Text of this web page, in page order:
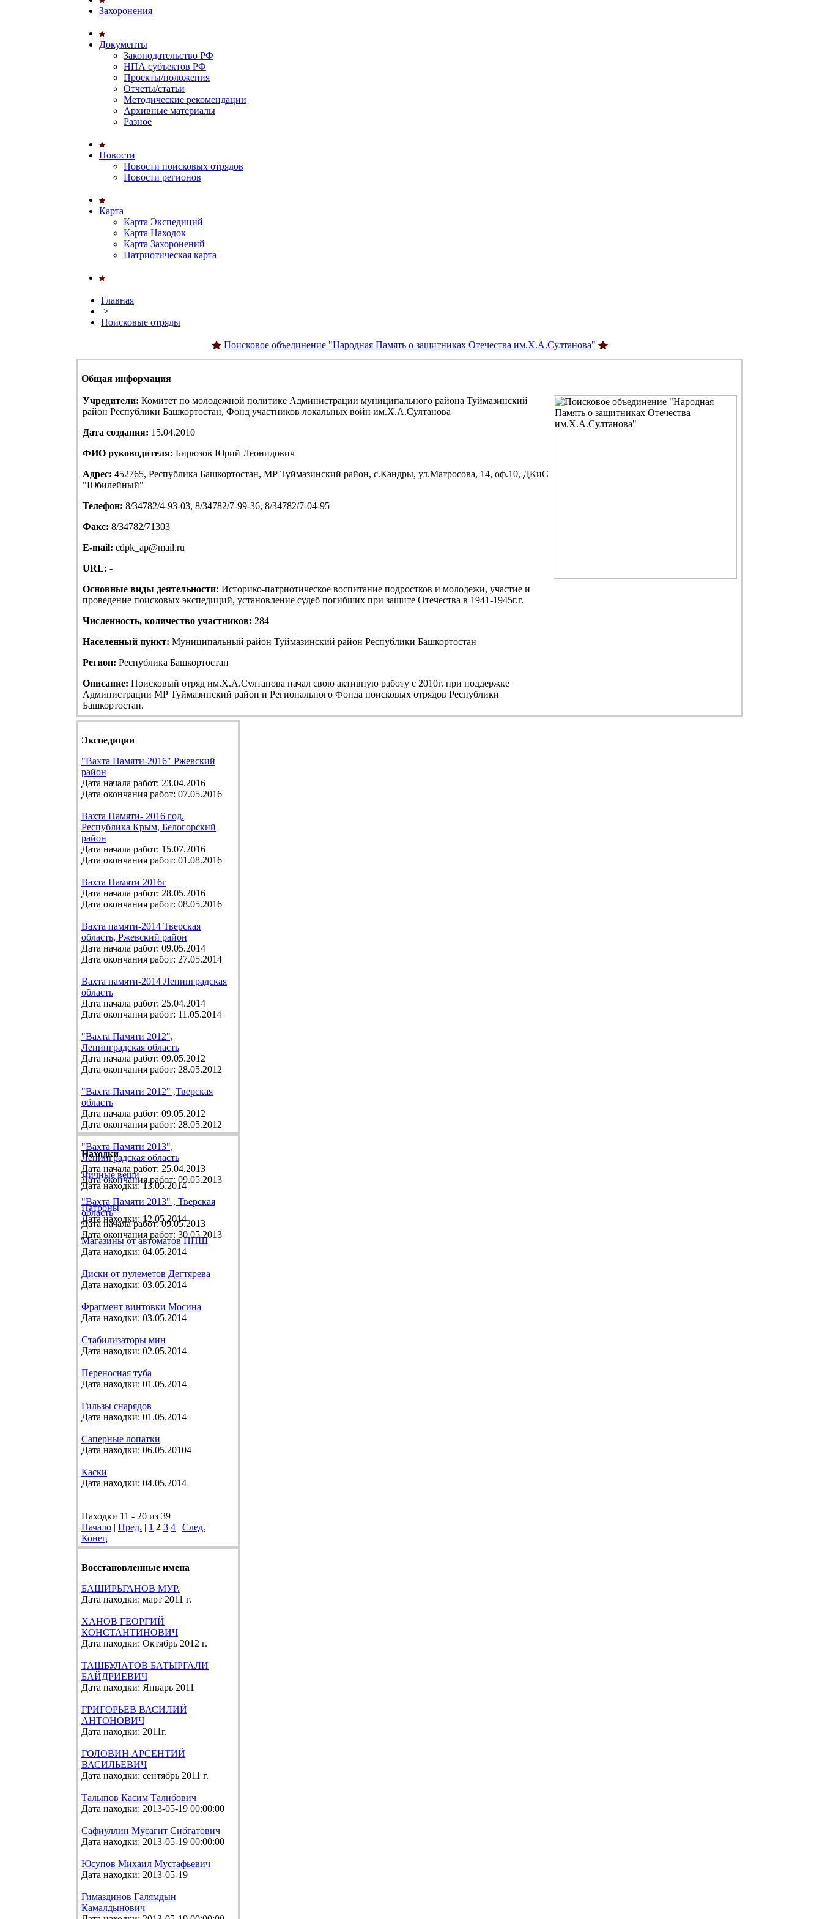
Захоронения
Документы
Законодательство РФ
НПА субъектов РФ
Проекты/положения
Отчеты/статьи
Методические рекомендации
Архивные материалы
Разное
Новости
Новости поисковых отрядов
Новости регионов
Карта
Карта Экспедиций
Карта Находок
Карта Захоронений
Патриотическая карта
Главная
>
Поисковые отряды
Поисковое объединение "Народная Память о защитниках Отечества им.Х.А.Султанова"
Общая информация
Учредители: Комитет по молодежной политике Администрации муниципального района Туймазинский
район Республики Башкортостан, Фонд участников локальных войн им.Х.А.Султанова
Дата создания: 15.04.2010
ФИО руководителя: Бирюзов Юрий Леонидович
Адрес: 452765, Республика Башкортостан, МР Туймазинский район, с.Кандры, ул.Матросова, 14, оф.10, ДКиС
"Юбилейный"
Телефон: 8/34782/4-93-03, 8/34782/7-99-36, 8/34782/7-04-95
Факс: 8/34782/71303
E-mail: cdpk_ap@mail.ru
URL: -
Основные виды деятельности: Историко-патриотическое воспитание подростков и молодежи, участие и
проведение поисковых экспедиций, установление судеб погибших при защите Отечества в 1941-1945г.г.
Численность, количество участников: 284
Населенный пункт: Муниципальный район Туймазинский район Республики Башкортостан
Регион: Республика Башкортостан
Описание: Поисковый отряд им.Х.А.Султанова начал свою активную работу с 2010г. при поддержке
Администрации МР Туймазинский район и Регионального Фонда поисковых отрядов Республики
Башкортостан.
Экспедиции
"Вахта Памяти-2016" Ржевский
район
Дата начала работ: 23.04.2016
Дата окончания работ: 07.05.2016
Вахта Памяти- 2016 год.
Республика Крым, Белогорский
район
Дата начала работ: 15.07.2016
Дата окончания работ: 01.08.2016
Вахта Памяти 2016г
Дата начала работ: 28.05.2016
Дата окончания работ: 08.05.2016
Вахта памяти-2014 Тверская
область, Ржевский район
Дата начала работ: 09.05.2014
Дата окончания работ: 27.05.2014
Вахта памяти-2014 Ленинградская
область
Дата начала работ: 25.04.2014
Дата окончания работ: 11.05.2014
"Вахта Памяти 2012",
Ленинградская область
Дата начала работ: 09.05.2012
Дата окончания работ: 28.05.2012
"Вахта Памяти 2012" ,Тверская
область
Дата начала работ: 09.05.2012
Дата окончания работ: 28.05.2012
"Вахта Памяти 2013",
Ленинградская область
Дата начала работ: 25.04.2013
Дата окончания работ: 09.05.2013
"Вахта Памяти 2013" , Тверская
область
Дата начала работ: 09.05.2013
Дата окончания работ: 30.05.2013
Находки
Личные вещи
Дата находки: 13.05.2014
Патроны
Дата находки: 12.05.2014
Магазины от автоматов ППШ
Дата находки: 04.05.2014
Диски от пулеметов Дегтярева
Дата находки: 03.05.2014
Фрагмент винтовки Мосина
Дата находки: 03.05.2014
Стабилизаторы мин
Дата находки: 02.05.2014
Переносная туба
Дата находки: 01.05.2014
Гильзы снарядов
Дата находки: 01.05.2014
Саперные лопатки
Дата находки: 06.05.20104
Каски
Дата находки: 04.05.2014
Находки 11 - 20 из 39
Начало | Пред. | 1 2 3 4 | След. |
Конец
Восстановленные имена
БАШИРЬГАНОВ МУР.
Дата находки: март 2011 г.
ХАНОВ ГЕОРГИЙ
КОНСТАНТИНОВИЧ
Дата находки: Октябрь 2012 г.
ТАШБУЛАТОВ БАТЫРГАЛИ
БАЙДРИЕВИЧ
Дата находки: Январь 2011
ГРИГОРЬЕВ ВАСИЛИЙ
АНТОНОВИЧ
Дата находки: 2011г.
ГОЛОВИН АРСЕНТИЙ
ВАСИЛЬЕВИЧ
Дата находки: сентябрь 2011 г.
Талыпов Касим Талибович
Дата находки: 2013-05-19 00:00:00
Сафиуллин Мусагит Сибгатович
Дата находки: 2013-05-19 00:00:00
Юсупов Михаил Мустафьевич
Дата находки: 2013-05-19
Гимаздинов Галямдын
Камалдынович